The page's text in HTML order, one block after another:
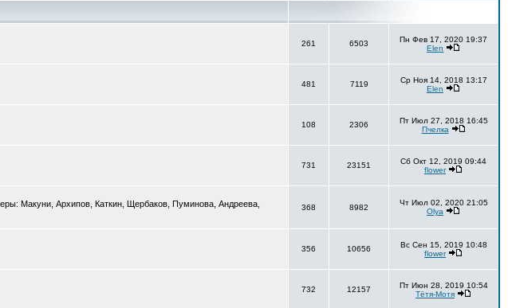
261 6503
Пн Фев 17, 2020 19:37
Elen
481 7119
Ср Ноя 14, 2018 13:17
Elen
108 2306
Пт Июл 27, 2018 16:45
Пчелка
731 23151
Сб Окт 12, 2019 09:44
flower
Макуни, Архипов, Каткин, Щербаков, Пуминова, Андреева,
368 8982
Чт Июл 02, 2020 21:05
Olya
356 10656
Вс Сен 15, 2019 10:48
flower
732 12157
Пт Июн 28, 2019 10:54
Тётя-Мотя